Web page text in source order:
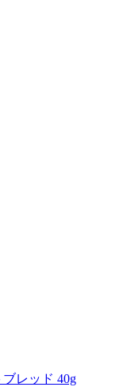
レッド 40g